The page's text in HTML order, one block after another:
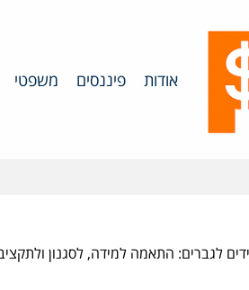
אודות פיננסים משפטי
לגברים: התאמה למידה, לסגנון